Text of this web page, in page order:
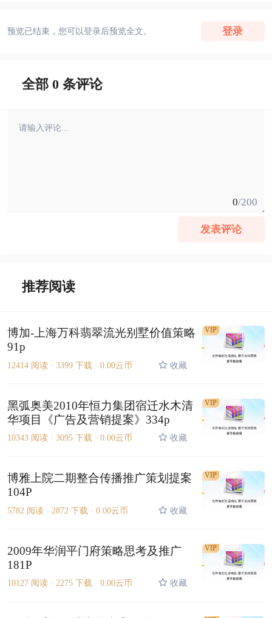
预览已结束，您可以登录后预览全文。 登录
全部 0 条评论
0/200
发表评论
推荐阅读
博加-上海万科翡翠流光别墅价值策略
91p
12414 阅读 · 3399 下载 · 0.00云币 收藏
VIP
黑弧奥美2010年恒力集团宿迁水木清
华项目《广告及营销提案》334p
10343 阅读 · 3095 下载 · 0.00云币 收藏
VIP
博雅上院二期整合传播推广策划提案
104P
5782 阅读 · 2872 下载 · 0.00云币 收藏
VIP
2009年华润平门府策略思考及推广
181P
10127 阅读 · 2275 下载 · 0.00云币 收藏
VIP